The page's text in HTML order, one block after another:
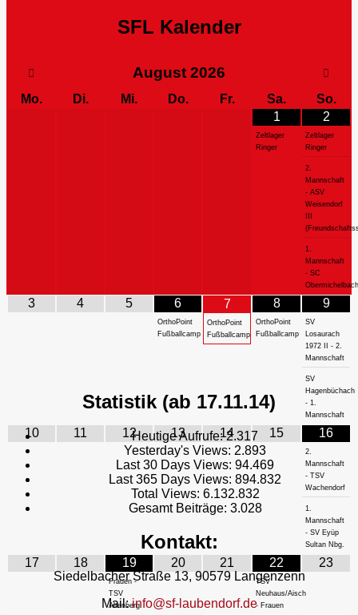
SFL Kalender
August 2026
Mo. Di. Mi. Do. Fr. Sa.
So.
1
Zeltlager
Ringer
2
Zeltlager
Ringer
2.
Mannschaft
- ASV
Weisendorf
1.
Mannschaft
- SC
Obermichelbach
3 4 5 6
OrthoPoint
Fußballcamp
7
OrthoPoint
Fußballcamp
8
OrthoPoint
Fußballcamp
9
SV
Losaurach
1972 II - 2.
Mannschaft
SV
Hagenbüchach
- 1.
Mannschaft
10 11 12 13 14 15 16
2.
Mannschaft
- TSV
Wachendorf
1.
Mannschaft
- SV Eyüp
Sultan Nbg.
17 18 19
Frauen -
TSV
Altenberg
20 21 22
TSV
Neuhaus/Aisch
- Frauen
23
Statistik (ab 17.11.14)
Heutige Aufrufe:2.317
Yesterday's Views: 2.893
Last 30 Days Views: 94.469
Last 365 Days Views: 894.832
Total Views: 6.132.832
Gesamt Beiträge: 3.028
Kontakt:
Siedelbacher Straße 13, 90579 Langenzenn
Mail:info@sf-laubendorf.de